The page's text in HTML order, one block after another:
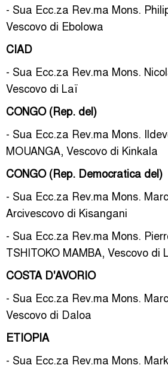
- Sua Ecc.za Rev.ma Mons.
Vescovo di Ebolowa
CIAD
- Sua Ecc.za Rev.ma Mons.
Vescovo di Laï
CONGO (Rep. del)
- Sua Ecc.za Rev.ma Mons.
MOUANGA, Vescovo di Kinkala
CONGO (Rep. Democratica del)
- Sua Ecc.za Rev.ma Mons.
Arcivescovo di Kisangani
- Sua Ecc.za Rev.ma Mons.
TSHITOKO MAMBA, Vescovo di
COSTA D'AVORIO
- Sua Ecc.za Rev.ma Mons.
Vescovo di Daloa
ETIOPIA
- Sua Ecc.za Rev.ma Mons.